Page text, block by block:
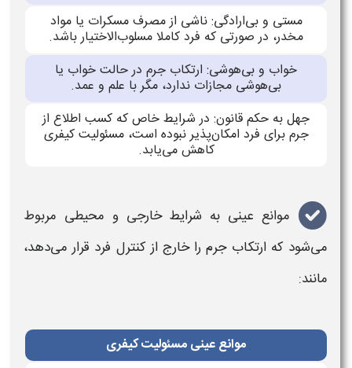
مستی و بی‌ارادگی: ناشی از مصرف مسکرات یا مواد
مخدر، در صورتی که فرد کاملا مسلوب‌الاختیار باشد.
خواب و بی‌هوشی: ارتکاب جرم در حالت خواب یا
بی‌هوشی مجازات ندارد، مگر با علم و عمد.
جهل به حکم قانون: در شرایط خاص که کسب اطلاع از
جرم برای فرد امکان‌پذیر نبوده است، مسئولیت کیفری
کاهش می‌یابد.
موانع عینی به شرایط خارجی و محیطی مربوط
می‌شود که ارتکاب جرم را خارج از کنترل فرد قرار می‌دهد،
مانند:
موانع عینی مسئولیت کیفری